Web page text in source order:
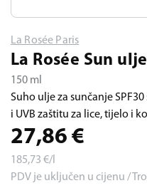
La Rosée Paris
La Rosée Sun
150 ml
Suho ulje za sunčanje
i UVB zaštitu za lice, tijelo i
27,86 €
185,73 €/l
PDV je uključen u cijenu /